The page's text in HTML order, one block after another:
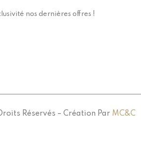
nos dernières offres !
Réservés – Création Par MC&C